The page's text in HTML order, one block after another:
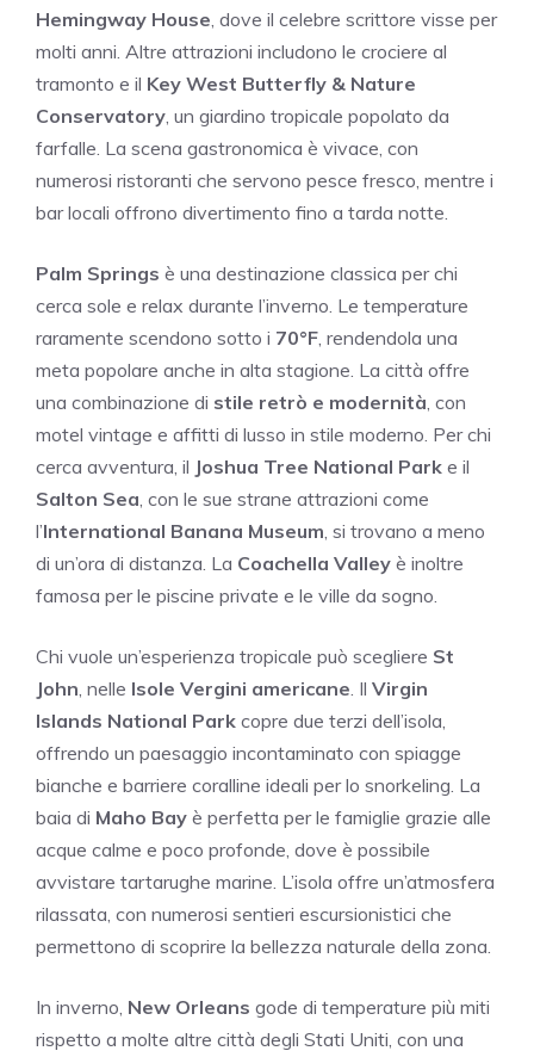
Hemingway House , dove il celebre scrittore visse per
molti anni. Altre attrazioni includono le crociere al
tramonto e il Key West Butterfly & Nature
Conservatory , un giardino tropicale popolato da
farfalle. La scena gastronomica è vivace, con
numerosi ristoranti che servono pesce fresco, mentre i
bar locali offrono divertimento fino a tarda notte.
Palm Springs è una destinazione classica per chi
cerca sole e relax durante l’inverno. Le temperature
raramente scendono sotto i 70°F , rendendola una
meta popolare anche in alta stagione. La città offre
una combinazione di stile retrò e modernità , con
motel vintage e affitti di lusso in stile moderno. Per chi
cerca avventura, il Joshua Tree National Park e il
Salton Sea , con le sue strane attrazioni come
l’International Banana Museum , si trovano a meno
di un’ora di distanza. La Coachella Valley è inoltre
famosa per le piscine private e le ville da sogno.
Chi vuole un’esperienza tropicale può scegliere St
John , nelle Isole Vergini americane . Il Virgin
Islands National Park copre due terzi dell’isola,
offrendo un paesaggio incontaminato con spiagge
bianche e barriere coralline ideali per lo snorkeling. La
baia di Maho Bay è perfetta per le famiglie grazie alle
acque calme e poco profonde, dove è possibile
avvistare tartarughe marine. L’isola offre un’atmosfera
rilassata, con numerosi sentieri escursionistici che
permettono di scoprire la bellezza naturale della zona.
In inverno, New Orleans gode di temperature più miti
rispetto a molte altre città degli Stati Uniti, con una